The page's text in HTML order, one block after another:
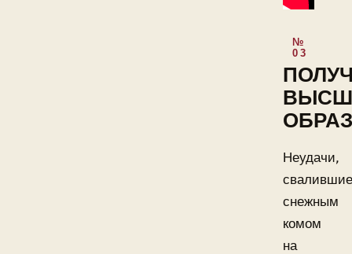
Неудачи,
снежным
комом
на